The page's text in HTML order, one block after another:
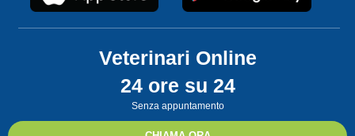
Veterinari Online
24 ore su 24
Senza appuntamento